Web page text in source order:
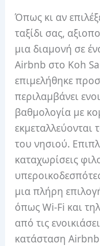
Όπως κι αν
ταξίδι σας,
μια διαμονή σε
Airbnb στο Koh
επιμελήθηκε
περιλαμβάνει
βαθμολογία με
εκμεταλλεύονται
του νησιού.
καταχωρίσεις
μια πλήρη
όπως Wi-Fi και
από τις
κατάσταση